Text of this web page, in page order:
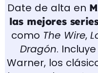
Date de alta en
las mejores
como The Wire,
Dragón.
Warner, los